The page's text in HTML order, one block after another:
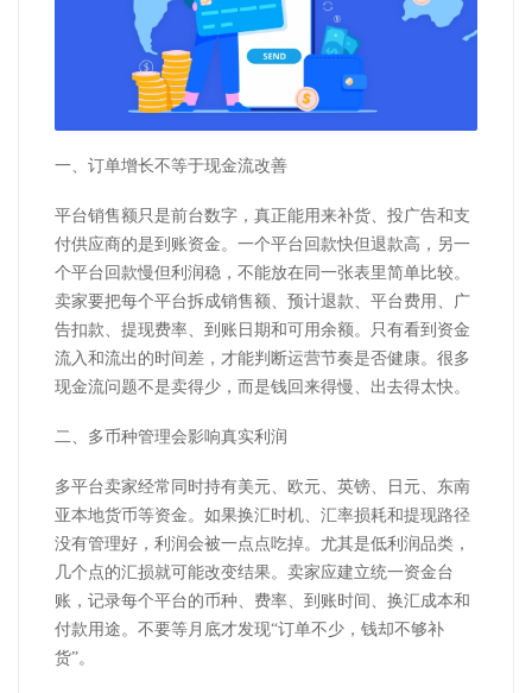
一、订单增长不等于现金流改善
平台销售额只是前台数字，真正能用来补货、投广告和支
付供应商的是到账资金。一个平台回款快但退款高，另一
个平台回款慢但利润稳，不能放在同一张表里简单比较。
卖家要把每个平台拆成销售额、预计退款、平台费用、广
告扣款、提现费率、到账日期和可用余额。只有看到资金
流入和流出的时间差，才能判断运营节奏是否健康。很多
现金流问题不是卖得少，而是钱回来得慢、出去得太快。
二、多币种管理会影响真实利润
多平台卖家经常同时持有美元、欧元、英镑、日元、东南
亚本地货币等资金。如果换汇时机、汇率损耗和提现路径
没有管理好，利润会被一点点吃掉。尤其是低利润品类，
几个点的汇损就可能改变结果。卖家应建立统一资金台
账，记录每个平台的币种、费率、到账时间、换汇成本和
付款用途。不要等月底才发现“订单不少，钱却不够补
货”。